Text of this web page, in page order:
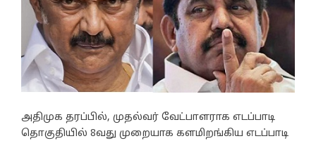
அதிமுக தரப்பில், முதல்வர் வேட்பாளராக எடப்பாடி
தொகுதியில் 8வது முறையாக களமிறங்கிய எடப்பாடி